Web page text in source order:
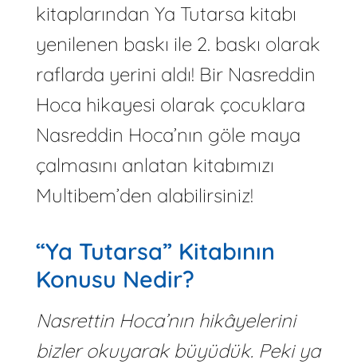
kitaplarından Ya Tutarsa kitabı
yenilenen baskı ile 2. baskı olarak
raflarda yerini aldı! Bir Nasreddin
Hoca hikayesi olarak çocuklara
Nasreddin Hoca’nın göle maya
çalmasını anlatan kitabımızı
Multibem’den alabilirsiniz!
“Ya Tutarsa” Kitabının
Konusu Nedir?
Nasrettin Hoca’nın hikâyelerini
bizler okuyarak büyüdük. Peki ya